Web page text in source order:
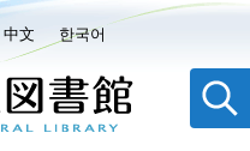
中文 한국어